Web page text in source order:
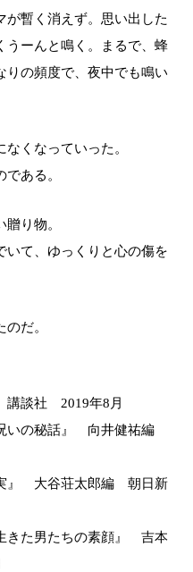
が暫く消えず。思い出した
うーんと鳴く。まるで、蜂
りの頻度で、夜中でも鳴い
くなっていった。
ある。
り物。
いて、ゆっくりと心の傷を
だ。
談社 2019年8月
いの秘話』 向井健祐編
』 大谷荘太郎編 朝日新
きた男たちの素顔』 吉本